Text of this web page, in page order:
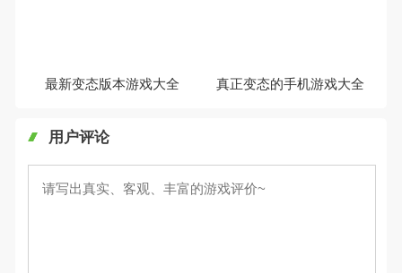
最新变态版本游戏大全 真正变态的手机游戏大全
用户评论